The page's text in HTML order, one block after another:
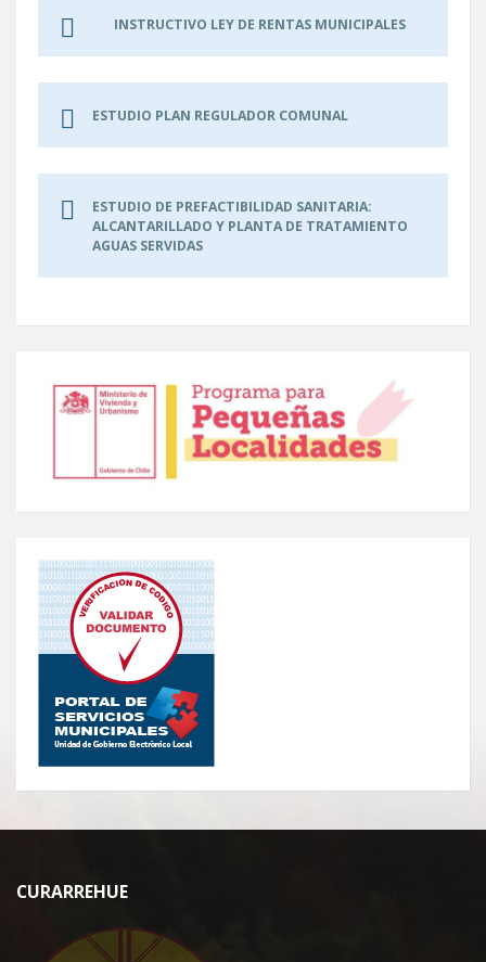
INSTRUCTIVO LEY DE RENTAS MUNICIPALES
ESTUDIO PLAN REGULADOR COMUNAL
ESTUDIO DE PREFACTIBILIDAD SANITARIA:
ALCANTARILLADO Y PLANTA DE TRATAMIENTO
AGUAS SERVIDAS
CURARREHUE